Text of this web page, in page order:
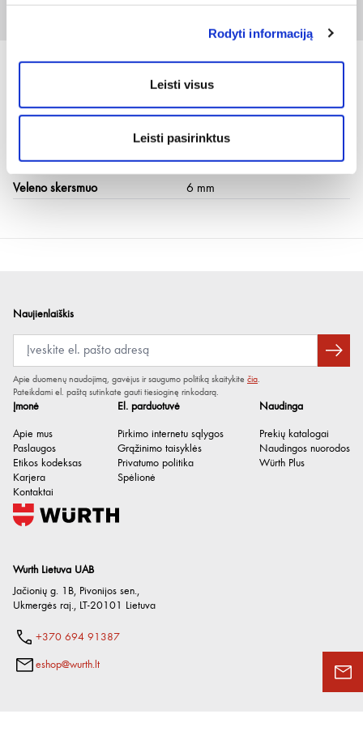
Rodyti informaciją
Leisti visus
Leisti pasirinktus
Dviguba eilė
Techninė informacija
Vielos medžiaga Plienas
Veleno skersmuo 6 mm
Wurth Lietuva UAB
Jačionių g. 1B, Pivonijos sen.,
Ukmergės raj., LT-20101 Lietuva
+370 694 91387
eshop@wurth.lt
Įmonė
Apie mus
Paslaugos
Etikos kodeksas
Karjera
Kontaktai
El. parduotuvė
Pirkimo internetu sąlygos
Grąžinimo taisyklės
Privatumo politika
Spėlionė
Naudinga
Prekių katalogai
Naudingos nuorodos
Würth Plus
Naujienlaiškis
Apie duomenų naudojimą, gavėjus ir saugumo politiką skaitykite čia.
Pateikdami el. paštą sutinkate gauti tiesioginę rinkodarą.